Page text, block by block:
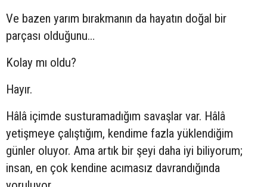
Ve bazen yarım bırakmanın da hayatın doğal bir
parçası olduğunu…
Kolay mı oldu?
Hayır.
Hâlâ içimde susturamadığım savaşlar var. Hâlâ
yetişmeye çalıştığım, kendime fazla yüklendiğim
günler oluyor. Ama artık bir şeyi daha iyi biliyorum;
insan, en çok kendine acımasız davrandığında